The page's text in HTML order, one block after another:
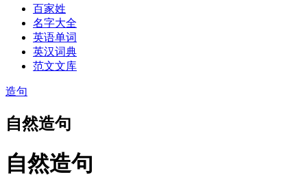
百家姓
名字大全
英语单词
英汉词典
范文文库
造句
自然造句
自然造句